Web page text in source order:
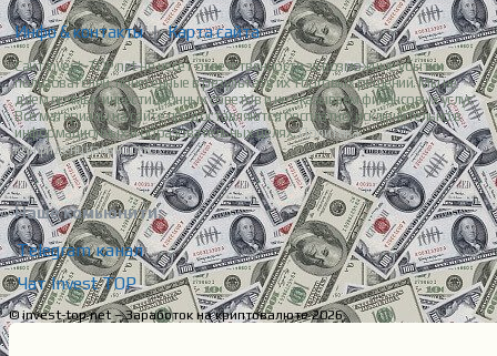
Инфо & контакты | Карта сайта
Сайт Invest-TOP.net не несет ответственности за возможные убытки
пользователей, понесенные в результате их торговых решений. Мы не
даем прямых инвестиционных советов и не оказываем финансовых услуг.
Все материалы на сайте предоставляются бесплатно, исключительно в
информационных и образовательных целях.Политика
конфиденциальности.
Наше комьюнити:
Telegram канал
Чат Invest TOP
© invest-top.net – Заработок на криптовалюте 2026